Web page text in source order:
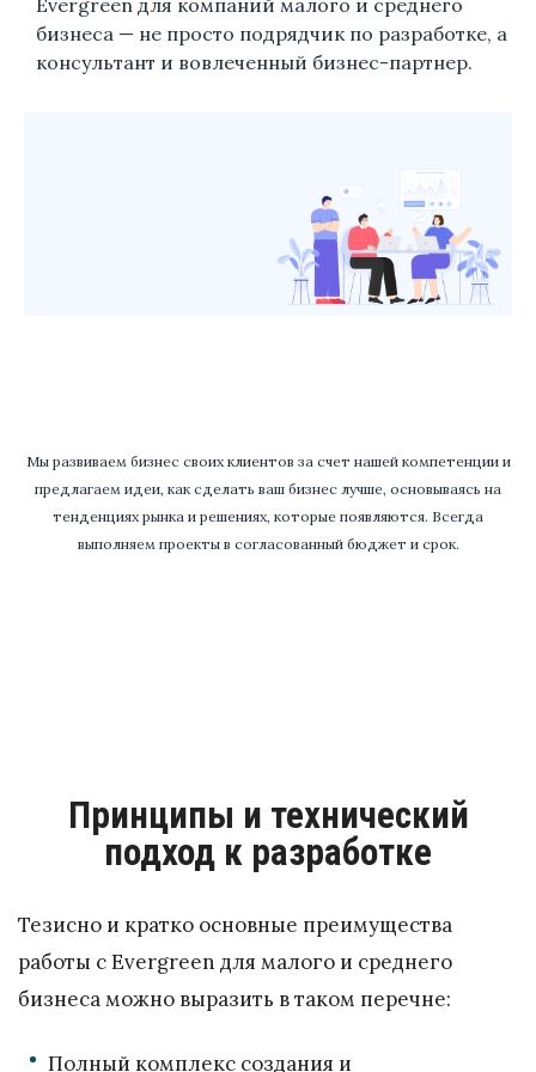
Evergreen для компаний малого и среднего
бизнеса — не просто подрядчик по разработке, а
консультант и вовлеченный бизнес-партнер.
Мы развиваем бизнес своих клиентов за счет нашей компетенции и
предлагаем идеи, как сделать ваш бизнес лучше, основываясь на
тенденциях рынка и решениях, которые появляются. Всегда
выполняем проекты в согласованный бюджет и срок.
Принципы и технический
подход к разработке
Тезисно и кратко основные преимущества
работы с Evergreen для малого и среднего
бизнеса можно выразить в таком перечне:
Полный комплекс создания и